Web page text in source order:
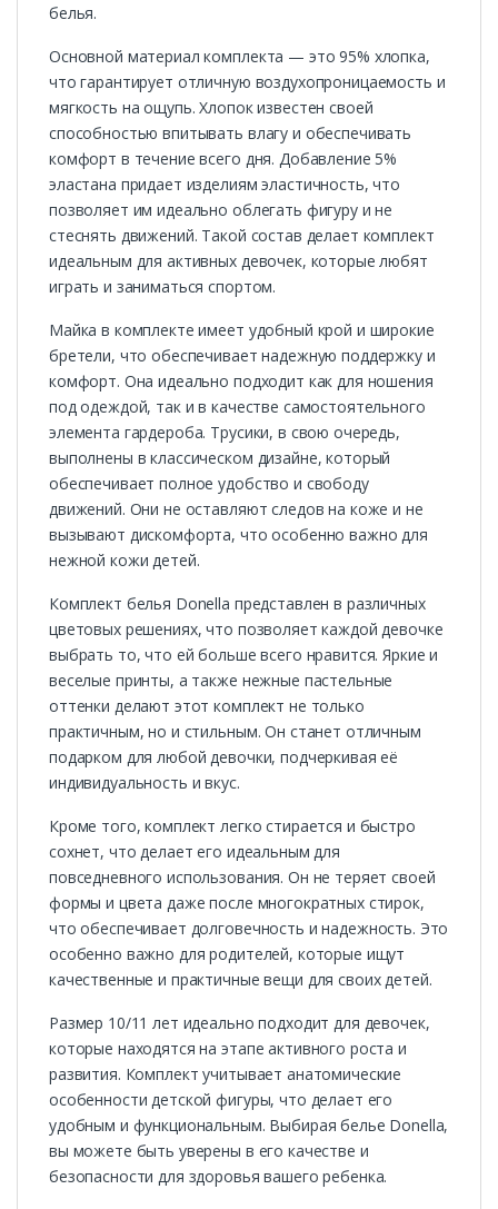
белья.
Основной материал комплекта — это 95% хлопка,
что гарантирует отличную воздухопроницаемость и
мягкость на ощупь. Хлопок известен своей
способностью впитывать влагу и обеспечивать
комфорт в течение всего дня. Добавление 5%
эластана придает изделиям эластичность, что
позволяет им идеально облегать фигуру и не
стеснять движений. Такой состав делает комплект
идеальным для активных девочек, которые любят
играть и заниматься спортом.
Майка в комплекте имеет удобный крой и широкие
бретели, что обеспечивает надежную поддержку и
комфорт. Она идеально подходит как для ношения
под одеждой, так и в качестве самостоятельного
элемента гардероба. Трусики, в свою очередь,
выполнены в классическом дизайне, который
обеспечивает полное удобство и свободу
движений. Они не оставляют следов на коже и не
вызывают дискомфорта, что особенно важно для
нежной кожи детей.
Комплект белья Donella представлен в различных
цветовых решениях, что позволяет каждой девочке
выбрать то, что ей больше всего нравится. Яркие и
веселые принты, а также нежные пастельные
оттенки делают этот комплект не только
практичным, но и стильным. Он станет отличным
подарком для любой девочки, подчеркивая её
индивидуальность и вкус.
Кроме того, комплект легко стирается и быстро
сохнет, что делает его идеальным для
повседневного использования. Он не теряет своей
формы и цвета даже после многократных стирок,
что обеспечивает долговечность и надежность. Это
особенно важно для родителей, которые ищут
качественные и практичные вещи для своих детей.
Размер 10/11 лет идеально подходит для девочек,
которые находятся на этапе активного роста и
развития. Комплект учитывает анатомические
особенности детской фигуры, что делает его
удобным и функциональным. Выбирая белье Donella,
вы можете быть уверены в его качестве и
безопасности для здоровья вашего ребенка.